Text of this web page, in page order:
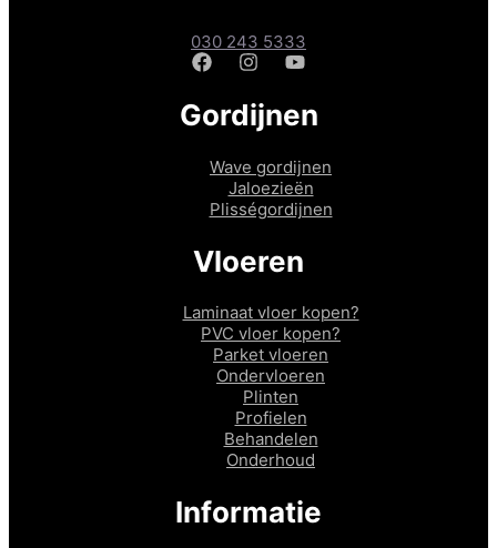
030 243 5333
Gordijnen
Wave gordijnen
Jaloezieën
Plisségordijnen
Vloeren
Laminaat vloer kopen?
PVC vloer kopen?
Parket vloeren
Ondervloeren
Plinten
Profielen
Behandelen
Onderhoud
Informatie